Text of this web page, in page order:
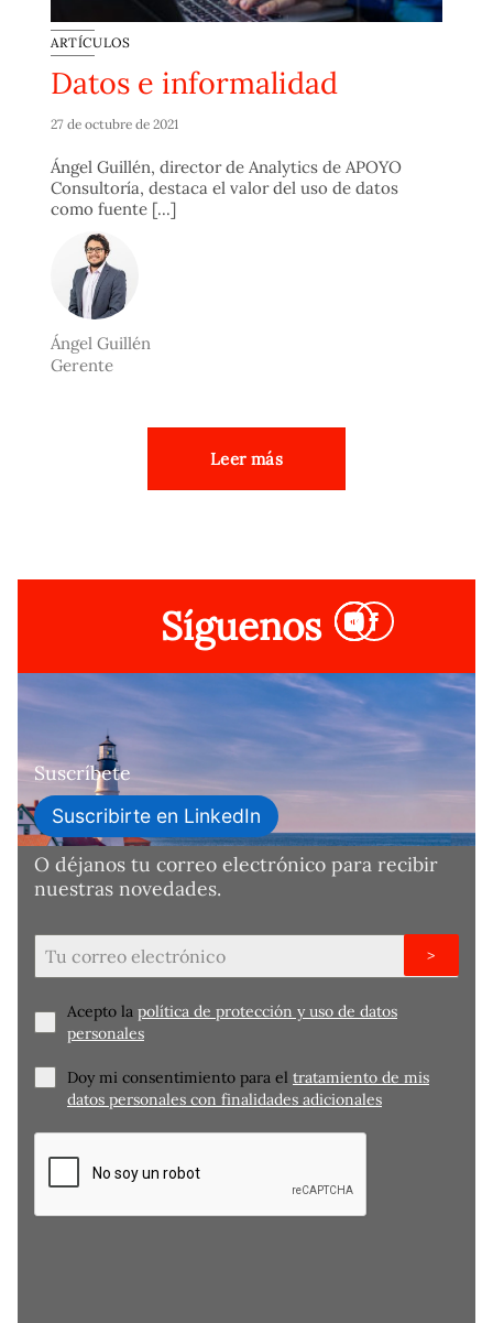
ARTÍCULOS
Datos e informalidad
27 de octubre de 2021
Ángel Guillén, director de Analytics de APOYO
Consultoría, destaca el valor del uso de datos
como fuente [...]
Ángel Guillén
Gerente
Leer más
Síguenos
Suscríbete
Suscribirte en LinkedIn
O déjanos tu correo electrónico para recibir
nuestras novedades.
Acepto la política de protección y uso de datos
personales
Doy mi consentimiento para el tratamiento de mis
datos personales con finalidades adicionales
>